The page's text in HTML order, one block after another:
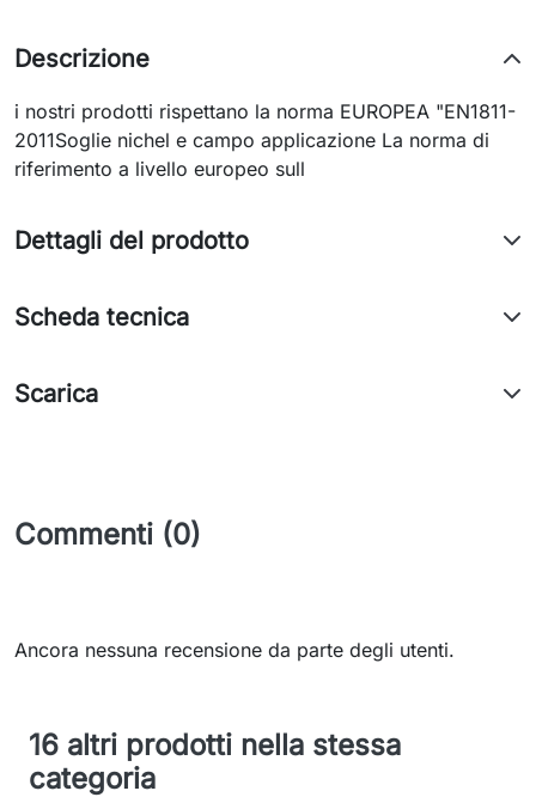
Descrizione
i nostri prodotti rispettano la norma EUROPEA "EN1811-
2011Soglie nichel e campo applicazione La norma di
riferimento a livello europeo sull
Dettagli del prodotto
Scheda tecnica
Scarica
Commenti (0)
Ancora nessuna recensione da parte degli utenti.
16 altri prodotti nella stessa
categoria